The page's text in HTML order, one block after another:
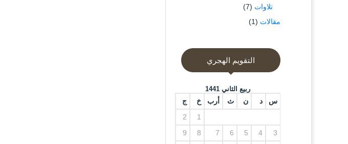
تلاوات (7)
مقالات (1)
التقويم الهجري
ربيع الثاني 1441
س د ن ث أرب خ ج
1
2
3
4
5
6
7
8
9